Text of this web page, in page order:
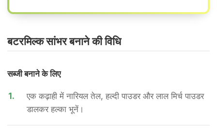
बटरमिल्क सांभर बनाने की वि​धि
सब्जी बनाने के लिए
1.
एक कढ़ाही में नारियल तेल, हल्दी पाउडर और लाल मिर्च पाउडर
डालकर हल्का भूनें।